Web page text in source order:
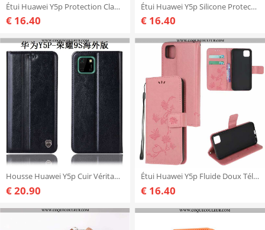
Étui Huawei Y5p Protection Clamshell Téléphone Portable, Coque Huawei Y5p Ornements Suspendus Cuir O
€ 16.40
Étui Huawei Y5p Silicone Protection Nouveau, Coque Huawei Y5p Mode Ultra Beige
€ 16.40
Housse Huawei Y5p Cuir Véritable Tout Compris Incassable, Étui Huawei Y5p Protection Coque Noir
€ 20.90
Étui Huawei Y5p Fluide Doux Téléphone Portable Rose, Coque Huawei Y5p Cuir Incassable Rose
€ 16.40